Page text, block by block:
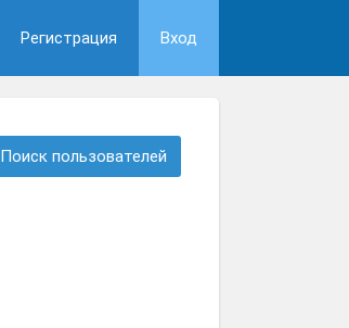
Регистрация Вход
Поиск пользователей